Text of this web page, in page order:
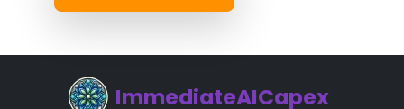
ImmediateAICapex